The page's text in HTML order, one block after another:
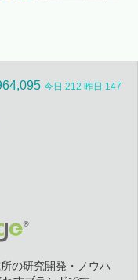
今日 212 昨日 147
の研究開発・ノウハ